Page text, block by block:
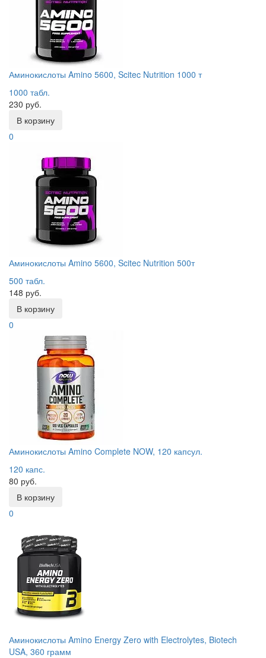
Аминокислоты Amino 5600, Scitec Nutrition 1000 т
1000 табл.
230 руб.
В корзину
0
Аминокислоты Amino 5600, Scitec Nutrition 500т
500 табл.
148 руб.
В корзину
0
Аминокислоты Amino Complete NOW, 120 капсул.
120 капс.
80 руб.
В корзину
0
Аминокислоты Amino Energy Zero with Electrolytes, Biotech
USA, 360 грамм